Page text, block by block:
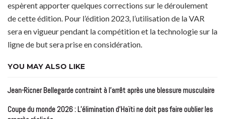
espèrent apporter quelques corrections sur le déroulement
de cette édition. Pour l’édition 2023, l’utilisation de la VAR
sera en vigueur pendant la compétition et la technologie sur la
ligne de but sera prise en considération.
YOU MAY ALSO LIKE
Jean-Ricner Bellegarde contraint à l’arrêt après une blessure musculaire
Coupe du monde 2026 : L’élimination d’Haïti ne doit pas faire oublier les